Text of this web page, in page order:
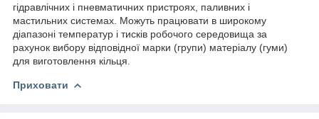
гідравлічних і пневматичних пристроях, паливних і
мастильних системах. Можуть працювати в широкому
діапазоні температур і тисків робочого середовища за
рахунок вибору відповідної марки (групи) матеріалу (гуми)
для виготовлення кільця.
Приховати